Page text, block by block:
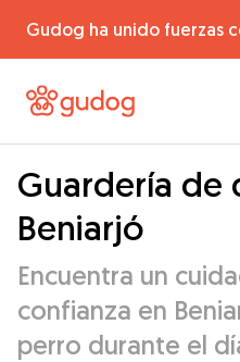
Gudog ha unido fuerzas
Guardería de
Beniarjó
Encuentra un
confianza en
perro durante el